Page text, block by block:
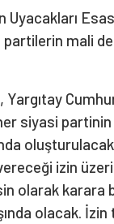
mali
siyasi
izin
olarak karara
olacak.